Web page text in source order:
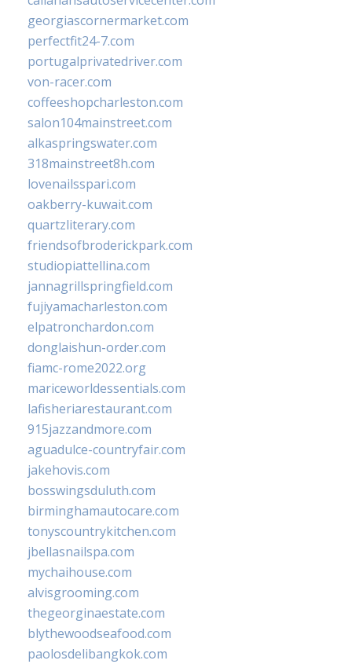
georgiascornermarket.com
perfectfit24-7.com
portugalprivatedriver.com
von-racer.com
coffeeshopcharleston.com
salon104mainstreet.com
alkaspringswater.com
318mainstreet8h.com
lovenailsspari.com
oakberry-kuwait.com
quartzliterary.com
friendsofbroderickpark.com
studiopiattellina.com
jannagrillspringfield.com
fujiyamacharleston.com
elpatronchardon.com
donglaishun-order.com
fiamc-rome2022.org
mariceworldessentials.com
lafisheriarestaurant.com
915jazzandmore.com
aguadulce-countryfair.com
jakehovis.com
bosswingsduluth.com
birminghamautocare.com
tonyscountrykitchen.com
jbellasnailspa.com
mychaihouse.com
alvisgrooming.com
thegeorginaestate.com
blythewoodseafood.com
paolosdelibangkok.com